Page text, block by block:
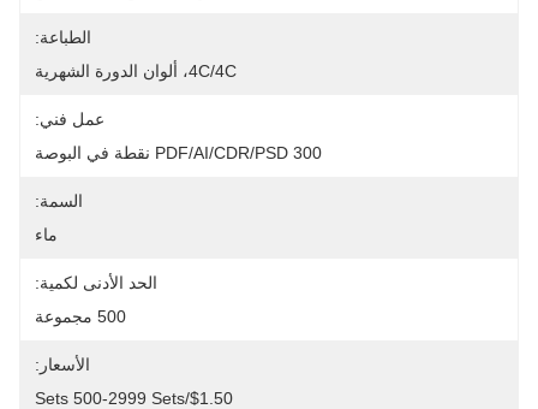
الطباعة:
4C/4C، ألوان الدورة الشهرية
عمل فني:
PDF/AI/CDR/PSD 300 نقطة في البوصة
السمة:
ماء
الحد الأدنى لكمية:
500 مجموعة
الأسعار:
$1.50/sets 500-2999 Sets